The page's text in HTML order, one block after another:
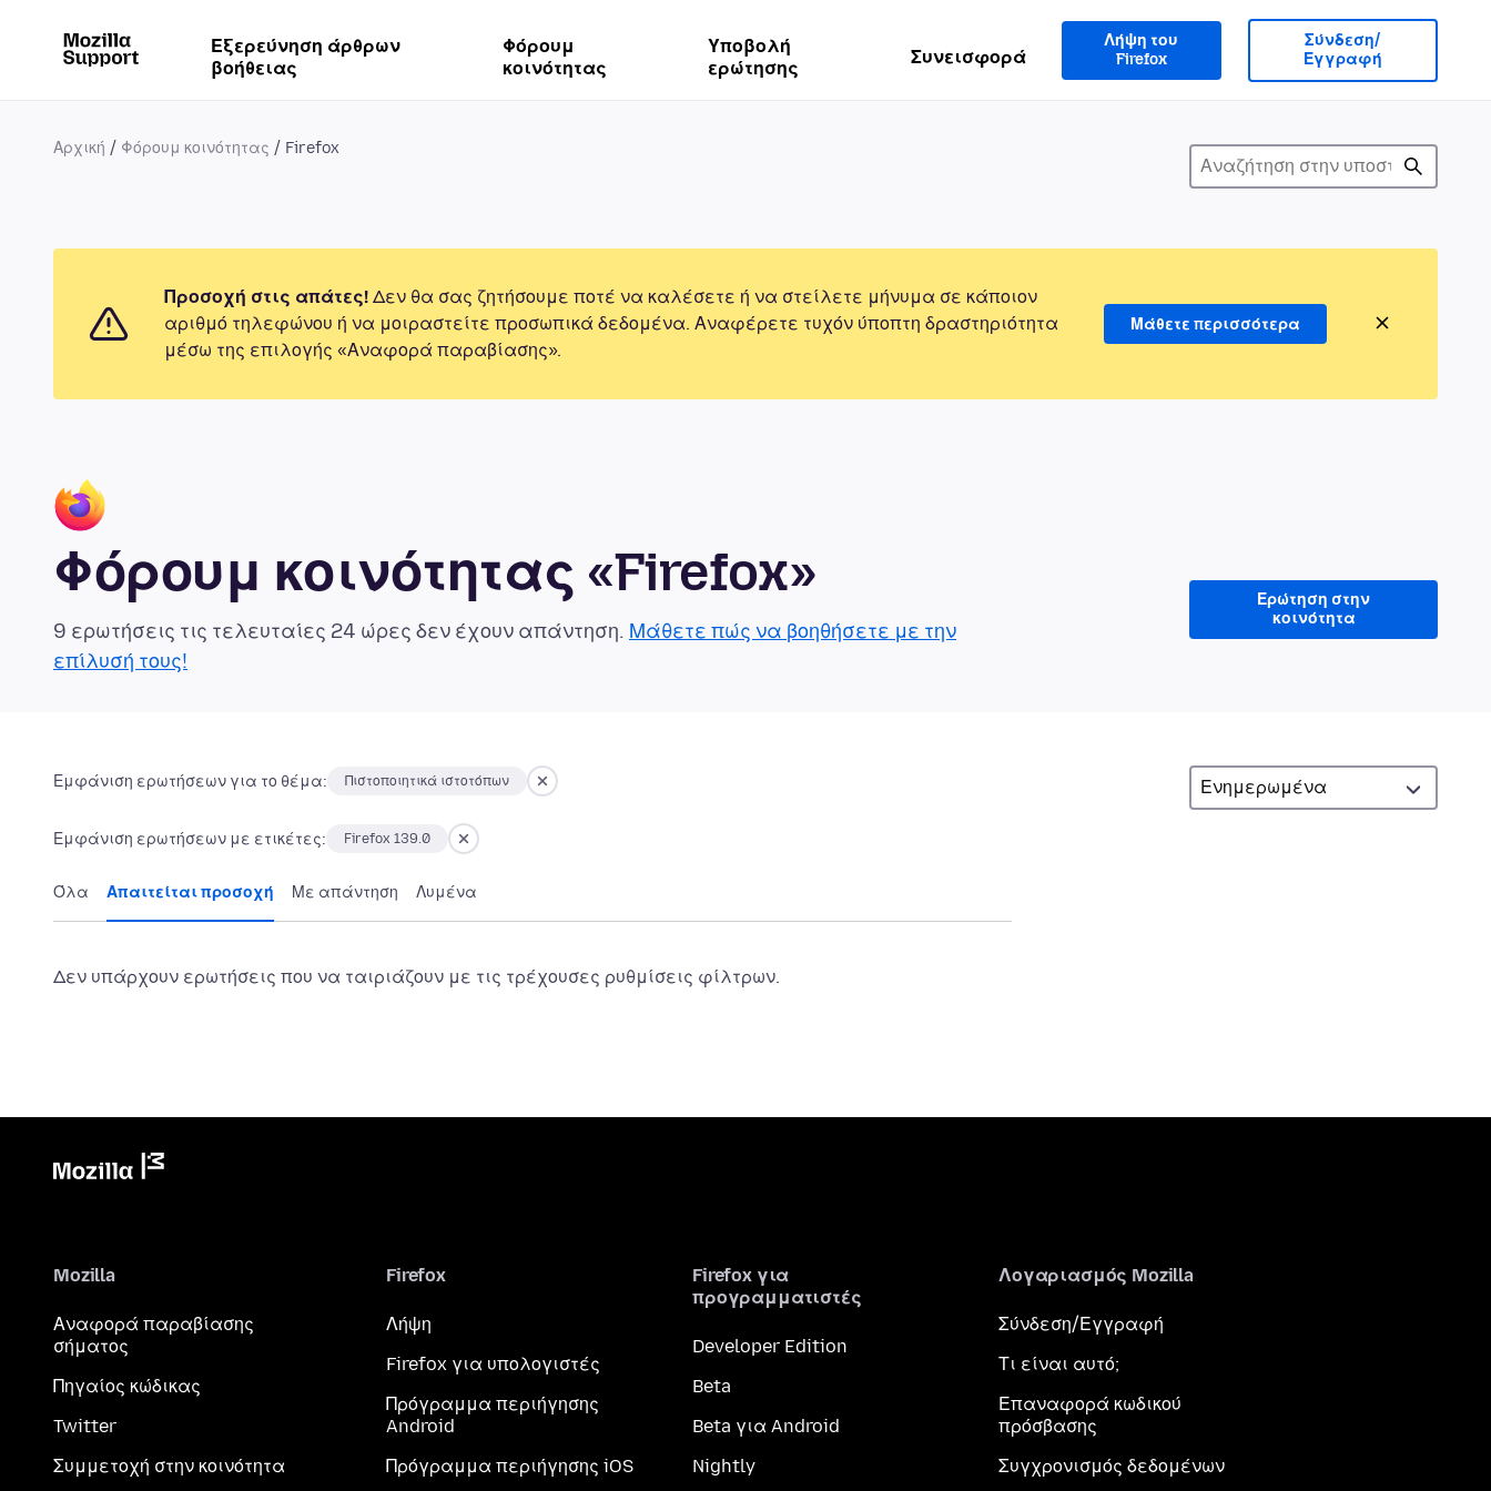
Εξερεύνηση άρθρων
βοήθειας
Φόρουμ
κοινότητας
Υποβολή
ερώτησης
Συνεισφορά
Λήψη του
Firefox
Σύνδεση/
Εγγραφή
Αρχική Φόρουμ κοινότητας Firefox
Προσοχή στις απάτες! Δεν θα σας ζητήσουμε ποτέ να καλέσετε ή να στείλετε μήνυμα σε κάποιον
αριθμό τηλεφώνου ή να μοιραστείτε προσωπικά δεδομένα. Αναφέρετε τυχόν ύποπτη δραστηριότητα
μέσω της επιλογής «Αναφορά παραβίασης».
Μάθετε περισσότερα
Φόρουμ κοινότητας «Firefox»
9 ερωτήσεις τις τελευταίες 24 ώρες δεν έχουν απάντηση. Μάθετε πώς να βοηθήσετε με την
επίλυσή τους!
Ερώτηση στην
κοινότητα
Εμφάνιση ερωτήσεων για το θέμα: Πιστοποιητικά ιστοτόπων
Εμφάνιση ερωτήσεων με ετικέτες: Firefox 139.0
Όλα Απαιτείται προσοχή Με απάντηση Λυμένα
Δεν υπάρχουν ερωτήσεις που να ταιριάζουν με τις τρέχουσες ρυθμίσεις φίλτρων.
Mozilla
Αναφορά παραβίασης
σήματος
Πηγαίος κώδικας
Twitter
Συμμετοχή στην κοινότητα
Firefox
Λήψη
Firefox για υπολογιστές
Πρόγραμμα περιήγησης
Android
Πρόγραμμα περιήγησης iOS
Firefox για
προγραμματιστές
Developer Edition
Beta
Beta για Android
Nightly
Λογαριασμός Mozilla
Σύνδεση/Εγγραφή
Τι είναι αυτό;
Επαναφορά κωδικού
πρόσβασης
Συγχρονισμός δεδομένων